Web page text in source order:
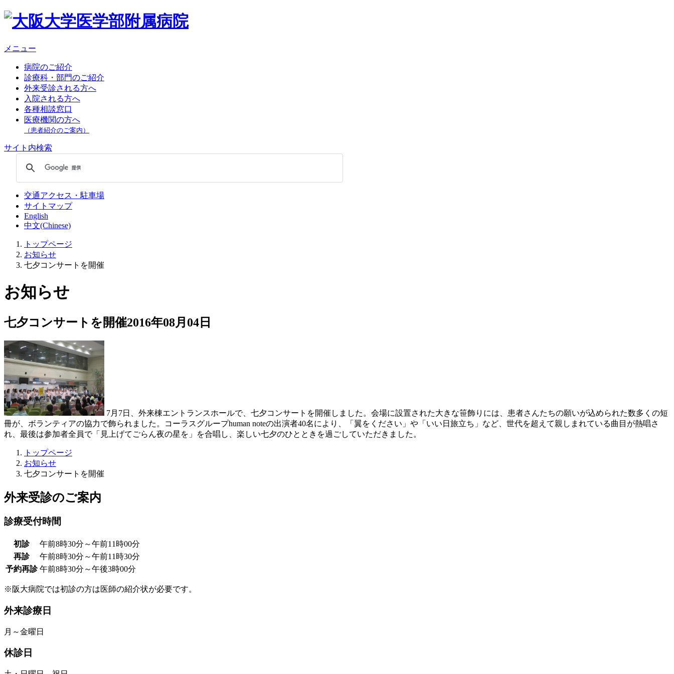
メニュー
病院のご紹介
診療科・部門のご紹介
外来受診される方へ
入院される方へ
各種相談窓口
医療機関の方へ
（患者紹介のご案内）
サイト内検索
交通アクセス・駐車場
サイトマップ
English
中文(Chinese)
トップページ
お知らせ
七夕コンサートを開催
お知らせ
七夕コンサートを開催2016年08月04日
7月7日、外来棟エントランスホールで、七夕コンサートを開催しました。会場に設置された大きな笹飾りには、患者さんたちの願いが込められた数多くの短
冊が、ボランティアの協力で飾られました。コーラスグループhuman noteの出演者40名により、「翼をください」や「いい日旅立ち」など、世代を超えて親しまれている曲目が熱唱さ
れ、最後は参加者全員で「見上げてごらん夜の星を」を合唱し、楽しい七夕のひとときを過ごしていただきました。
トップページ
お知らせ
七夕コンサートを開催
外来受診のご案内
診療受付時間
初診
午前8時30分～午前11時00分
再診
午前8時30分～午前11時30分
予約再診 午前8時30分～午後3時00分
※阪大病院では初診の方は医師の紹介状が必要です。
外来診療日
月～金曜日
休診日